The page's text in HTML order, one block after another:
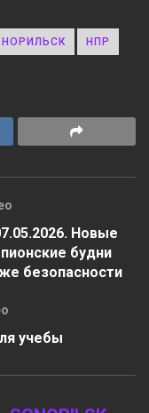
НОРИЛЬСК НПР
Новые
будни
безопасности
учебы